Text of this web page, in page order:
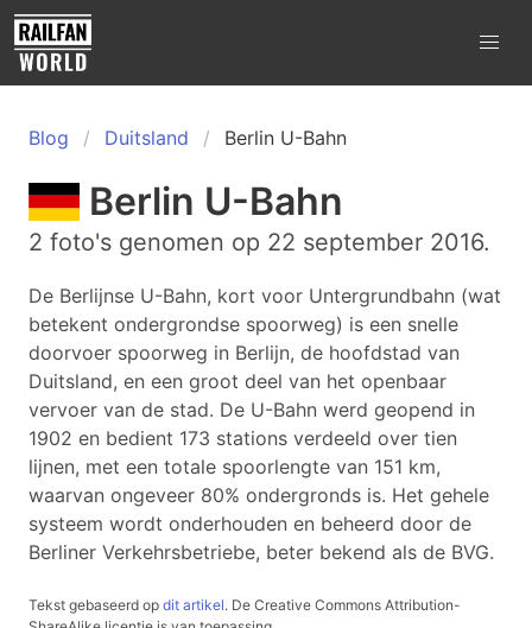
Blog Duitsland Berlin U-Bahn
Berlin U-Bahn
2 foto's genomen op 22 september 2016.
De Berlijnse U-Bahn, kort voor Untergrundbahn (wat
betekent ondergrondse spoorweg) is een snelle
doorvoer spoorweg in Berlijn, de hoofdstad van
Duitsland, en een groot deel van het openbaar
vervoer van de stad. De U-Bahn werd geopend in
1902 en bedient 173 stations verdeeld over tien
lijnen, met een totale spoorlengte van 151 km,
waarvan ongeveer 80% ondergronds is. Het gehele
systeem wordt onderhouden en beheerd door de
Berliner Verkehrsbetriebe, beter bekend als de BVG.
Tekst gebaseerd op dit artikel. De Creative Commons Attribution-